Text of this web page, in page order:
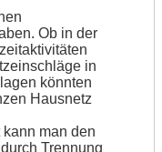
Ob in der
in
könnten
Hausnetz
man den
Trennung